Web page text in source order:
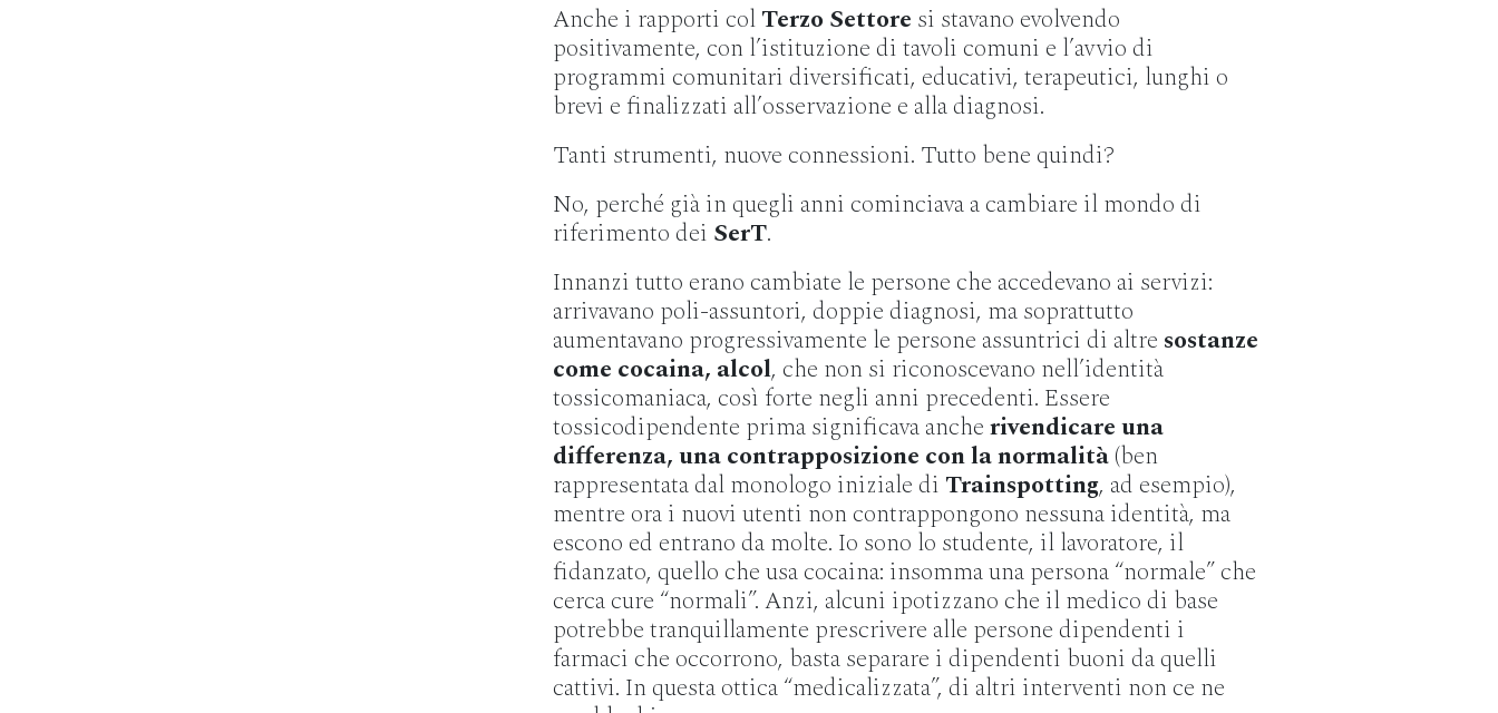
Anche i rapporti colTerzo Settore si stavano evolvendo
positivamente, con l’istituzione di tavoli comuni e l’avvio di
programmi comunitari diversificati, educativi, terapeutici, lunghi o
brevi e finalizzati all’osservazione e alla diagnosi.
Tanti strumenti, nuove connessioni. Tutto bene quindi?
No, perché già in quegli anni cominciava a cambiare il mondo di
riferimento dei SerT.
Innanzi tutto erano cambiate le persone che accedevano ai servizi:
arrivavano poli-assuntori, doppie diagnosi, ma soprattutto
aumentavano progressivamente le persone assuntrici di altre sostanze
come cocaina, alcol, che non si riconoscevano nell’identità
tossicomaniaca, così forte negli anni precedenti. Essere
tossicodipendente prima significava ancherivendicare una
differenza, una contrapposizione con la normalità(ben
rappresentata dal monologo iniziale di Trainspotting, ad esempio),
mentre ora i nuovi utenti non contrappongono nessuna identità, ma
escono ed entrano da molte. Io sono lo studente, il lavoratore, il
fidanzato, quello che usa cocaina: insomma una persona “normale” che
cerca cure “normali”. Anzi, alcuni ipotizzano che il medico di base
potrebbe tranquillamente prescrivere alle persone dipendenti i
farmaci che occorrono, basta separare i dipendenti buoni da quelli
cattivi. In questa ottica “medicalizzata”, di altri interventi non ce ne